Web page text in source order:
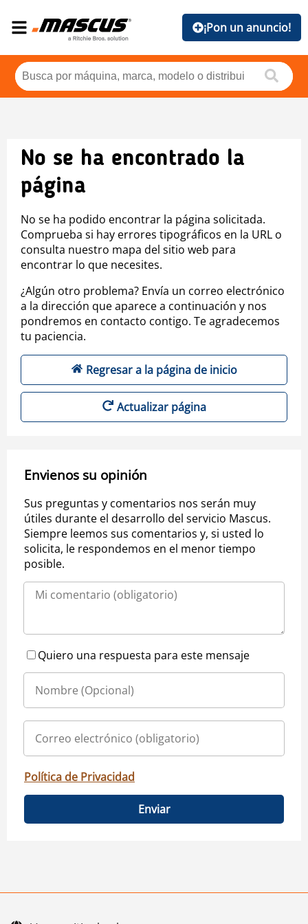
¡Pon un anuncio!
No se ha encontrado la
página
No se ha podido encontrar la página solicitada.
Comprueba si hay errores tipográficos en la URL o
consulta nuestro mapa del sitio web para
encontrar lo que necesites.
¿Algún otro problema? Envía un correo electrónico
a la dirección que aparece a continuación y nos
pondremos en contacto contigo. Te agradecemos
tu paciencia.
Regresar a la página de inicio
Actualizar página
Envienos su opinión
Sus preguntas y comentarios nos serán muy
útiles durante el desarrollo del servicio Mascus.
Siempre leemos sus comentarios y, si usted lo
solicita, le respondemos en el menor tiempo
posible.
Quiero una respuesta para este mensaje
Política de Privacidad
Enviar